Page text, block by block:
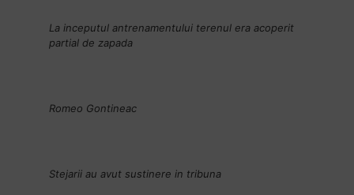
La inceputul antrenamentului terenul era acoperit
partial de zapada
Romeo Gontineac
Stejarii au avut sustinere in tribuna